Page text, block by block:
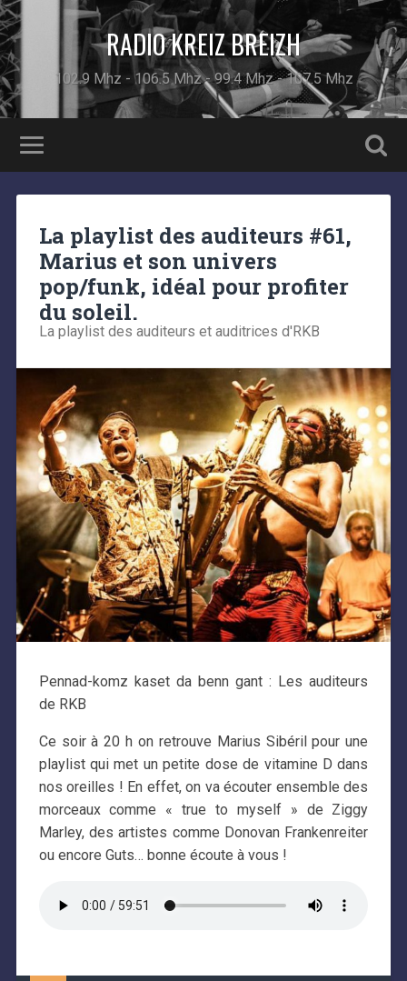
RADIO KREIZ BREIZH
102.9 Mhz - 106.5 Mhz - 99.4 Mhz - 107.5 Mhz
La playlist des auditeurs #61,
Marius et son univers
pop/funk, idéal pour profiter
du soleil.
La playlist des auditeurs et auditrices d'RKB
Pennad-komz kaset da benn gant : Les auditeurs
de RKB
Ce soir à 20 h on retrouve Marius Sibéril pour une
playlist qui met un petite dose de vitamine D dans
nos oreilles ! En effet, on va écouter ensemble des
morceaux comme « true to myself » de Ziggy
Marley, des artistes comme Donovan Frankenreiter
ou encore Guts… bonne écoute à vous !